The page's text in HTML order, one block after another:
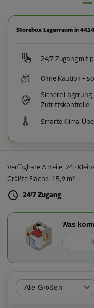
Storebox Lagerraum in
24/7 Zugang mit
Ohne Kaution –
Sichere Lagerung
Zutrittskontrolle
Smarte Klima-
Verfügbare Abteile: 24 ·
Größte Fläche: 15,9 m²
24/7 Zugang
Was
Alle Größen